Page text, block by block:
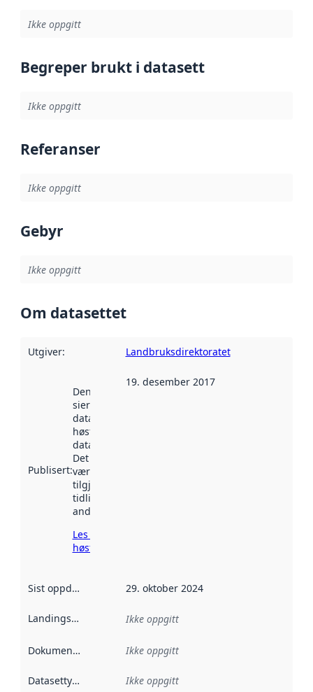
Ikke oppgitt
Begreper brukt i datasett
Ikke oppgitt
Referanser
Ikke oppgitt
Gebyr
Ikke oppgitt
Om datasettet
Utgiver: Landbruksdirektoratet
Publisert:
Denne datoen
sier når
datasettet ble
høstet av
data.norge.no.
Det kan ha
vært
tilgjengelig
tidligere
andre steder.
Les mer om
høsting her
19. desember 2017
Sist oppdatert 29. oktober 2024
Landingsside Ikke oppgitt
Dokumentasjon Ikke oppgitt
Datasettype Ikke oppgitt